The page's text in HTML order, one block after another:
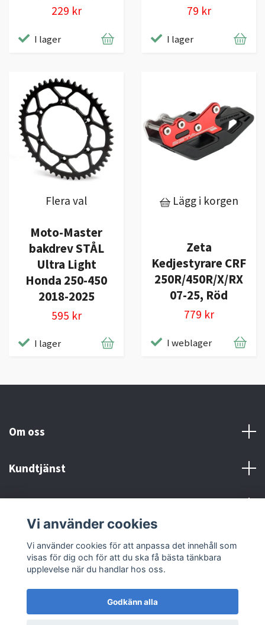
229 kr
I lager
79 kr
I lager
Flera val
Moto-Master
bakdrev STÅL
Ultra Light
Honda 250-450
2018-2025
595 kr
I lager
Lägg i korgen
Zeta
Kedjestyrare CRF
250R/450R/X/RX
07-25, Röd
779 kr
I weblager
Om oss
Kundtjänst
Sociala medier
Vi använder cookies
Vi använder cookies för att anpassa det innehåll som
visas för dig och för att du ska få bästa tänkbara
upplevelse när du handlar hos oss.
Godkänn alla